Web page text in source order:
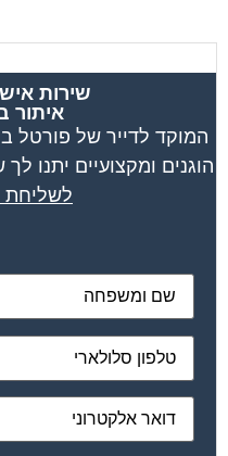
שירות
איתור
המוקד לדייר של פורטל
הוגנים ומקצועיים יתנו
לשליחת